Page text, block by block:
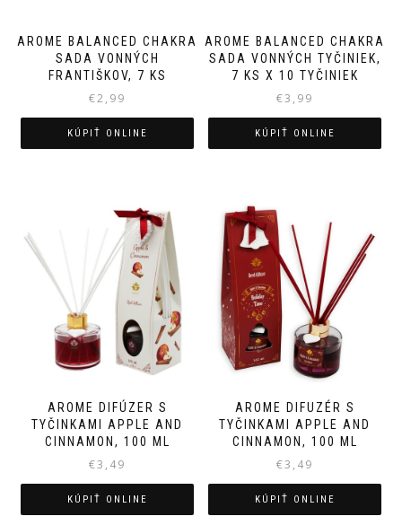
AROME BALANCED CHAKRA
SADA VONNÝCH
FRANTIŠKOV, 7 KS
€2,99
KÚPIŤ ONLINE
AROME BALANCED CHAKRA
SADA VONNÝCH TYČINIEK,
7 KS X 10 TYČINIEK
€3,99
KÚPIŤ ONLINE
AROME DIFÚZER S
TYČINKAMI APPLE AND
CINNAMON, 100 ML
€3,49
KÚPIŤ ONLINE
AROME DIFUZÉR S
TYČINKAMI APPLE AND
CINNAMON, 100 ML
€3,49
KÚPIŤ ONLINE